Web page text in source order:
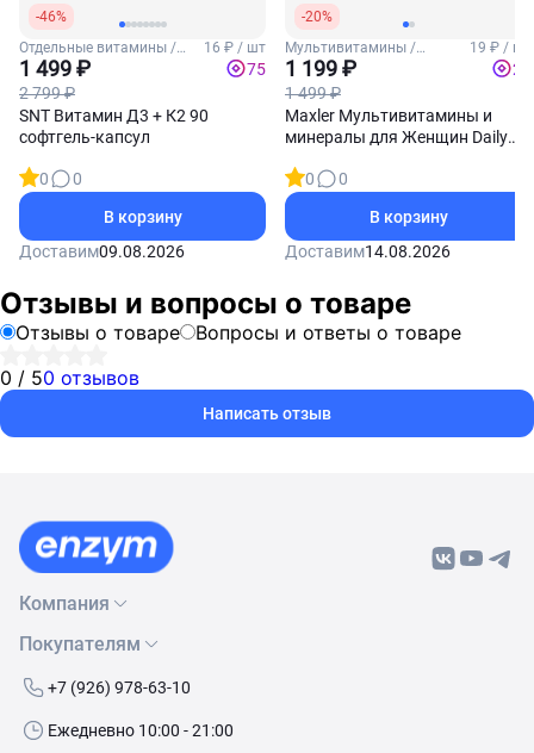
-46%
Отдельные витамины /
Витамины Д3 и К2
16 ₽ / шт
1 499 ₽
2 799 ₽
75
SNT Витамин Д3 + К2 90
софтгель-капсул
0
0
В корзину
Доставим09.08.2026
-20%
Мультивитамины /
Женские витамины
19 ₽ / шт
1 199 ₽
1 499 ₽
24
Maxler Мультивитамины и
минералы для Женщин Daily
0
0
В корзину
Доставим14.08.2026
Отзывы и вопросы о товаре
Отзывы о товаре
Вопросы и ответы о товаре
0 / 50 отзывов
Написать отзыв
Компания
О нас
Бренды
Контакты
Покупателям
Как сделать заказ
Условия доставки
+7 (926) 978-63-10
Ежедневно 10:00 - 21:00